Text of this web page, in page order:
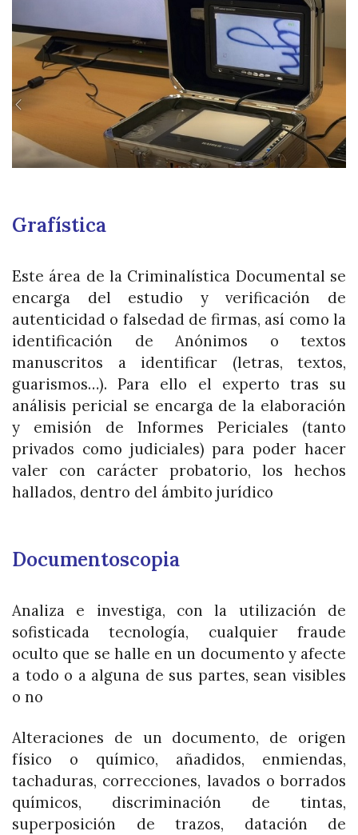
Grafística
Este área de la Criminalística Documental se
encarga del estudio y verificación de
autenticidad o falsedad de firmas, así como la
identificación de Anónimos o textos
manuscritos a identificar (letras, textos,
guarismos…). Para ello el experto tras su
análisis pericial se encarga de la elaboración
y emisión de Informes Periciales (tanto
privados como judiciales) para poder hacer
valer con carácter probatorio, los hechos
hallados, dentro del ámbito jurídico
Documentoscopia
Analiza e investiga, con la utilización de
sofisticada tecnología, cualquier fraude
oculto que se halle en un documento y afecte
a todo o a alguna de sus partes, sean visibles
o no
Alteraciones de un documento, de origen
físico o químico, añadidos, enmiendas,
tachaduras, correcciones, lavados o borrados
químicos, discriminación de tintas,
superposición de trazos, datación de